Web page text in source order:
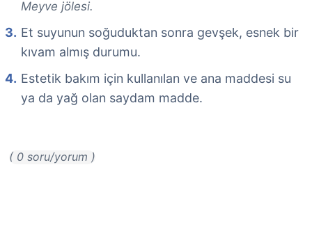
Meyve jölesi.
Et suyunun soğuduktan sonra gevşek, esnek bir
kıvam almış durumu.
Estetik bakım için kullanılan ve ana maddesi su
ya da yağ olan saydam madde.
( 0 soru/yorum )